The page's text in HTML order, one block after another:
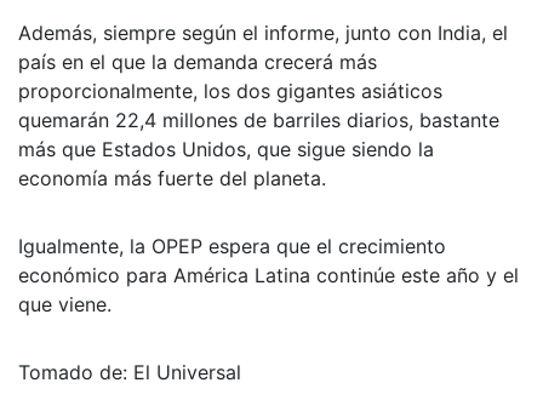
Además, siempre según el informe, junto con India, el
país en el que la demanda crecerá más
proporcionalmente, los dos gigantes asiáticos
quemarán 22,4 millones de barriles diarios, bastante
más que Estados Unidos, que sigue siendo la
economía más fuerte del planeta.
Igualmente, la OPEP espera que el crecimiento
económico para América Latina continúe este año y el
que viene.
Tomado de: El Universal